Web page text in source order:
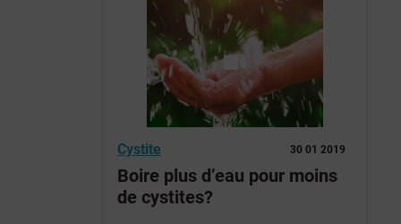
30 01 2019
Cystite
Boire plus d’eau pour moins
de cystites?